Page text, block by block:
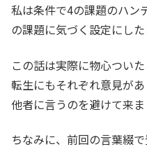
私は条件で4の課題のハン
の課題に気づく設定にした
この話は実際に物心つい
転生にもそれぞれ意見が
他者に言うのを避けて来ま
ちなみに、前回の言葉綴